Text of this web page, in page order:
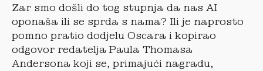
Zar smo došli do tog stupnja da nas AI
oponaša ili se sprda s nama? Ili je naprosto
pomno pratio dodjelu Oscara i kopirao
odgovor redatelja Paula Thomasa
Andersona koji se, primajući nagradu,